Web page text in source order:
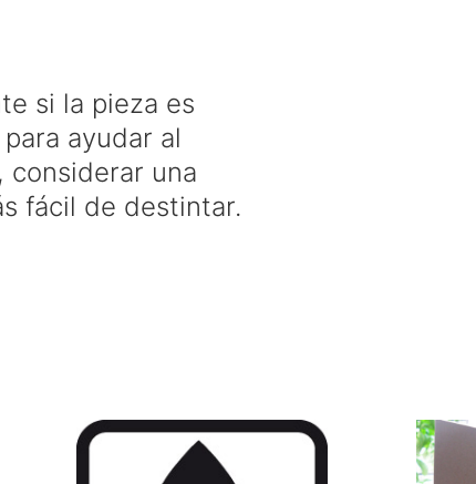
si la pieza es
ayudar al
considerar una
fácil de destintar.